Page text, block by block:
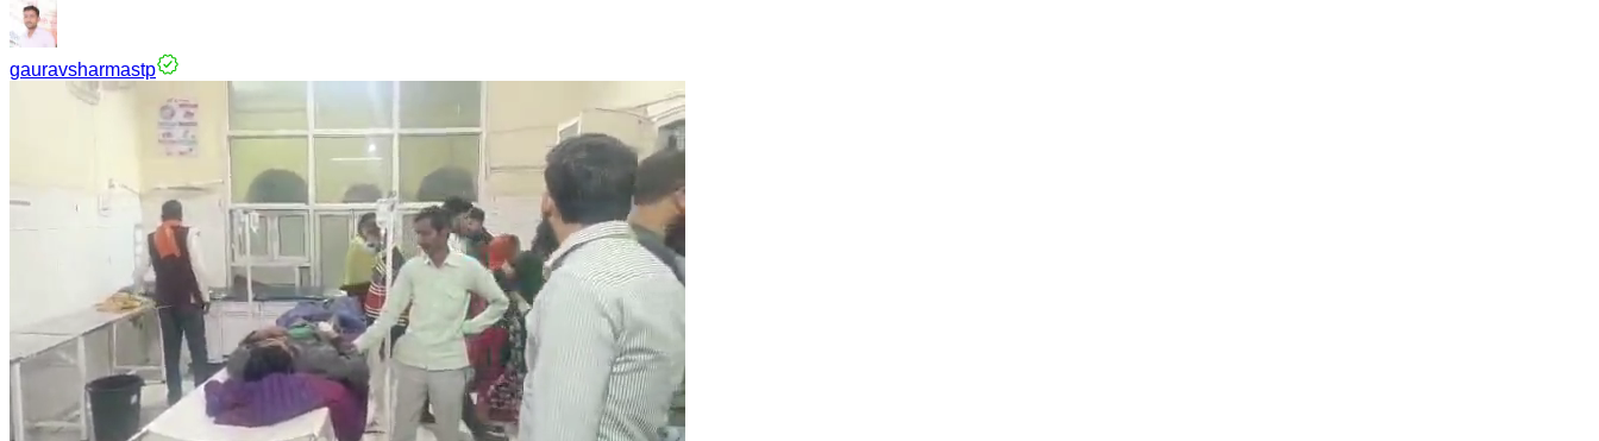
gauravsharmastp